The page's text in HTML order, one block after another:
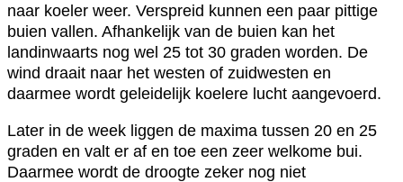
naar koeler weer. Verspreid kunnen een paar pittige
buien vallen. Afhankelijk van de buien kan het
landinwaarts nog wel 25 tot 30 graden worden. De
wind draait naar het westen of zuidwesten en
daarmee wordt geleidelijk koelere lucht aangevoerd.
Later in de week liggen de maxima tussen 20 en 25
graden en valt er af en toe een zeer welkome bui.
Daarmee wordt de droogte zeker nog niet